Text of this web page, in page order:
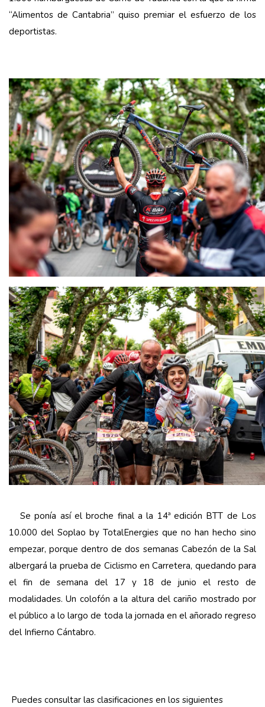
“Alimentos de Cantabria” quiso premiar el esfuerzo de los
deportistas.
Se ponía así el broche final a la 14ª edición BTT de Los
10.000 del Soplao by TotalEnergies que no han hecho sino
empezar, porque dentro de dos semanas Cabezón de la Sal
albergará la prueba de Ciclismo en Carretera, quedando para
el fin de semana del 17 y 18 de junio el resto de
modalidades. Un colofón a la altura del cariño mostrado por
el público a lo largo de toda la jornada en el añorado regreso
del Infierno Cántabro.
Puedes consultar las clasificaciones en los siguientes